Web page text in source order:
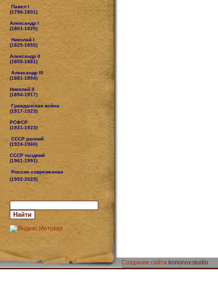
Павел I
(1796-1801)
Александр I
(1801-1825)
Николай I
(1825-1855)
Александр II
(1855-1881)
Александр III
(1881-1894)
Николай II
(1894-1917)
Гражданская война
(1917-1923)
РСФСР
(1921-1923)
СССР ранний
(1924-1960)
СССР поздний
(1961-1991)
Россия современная
(1992-2023)
Создание сайта kononov.studio